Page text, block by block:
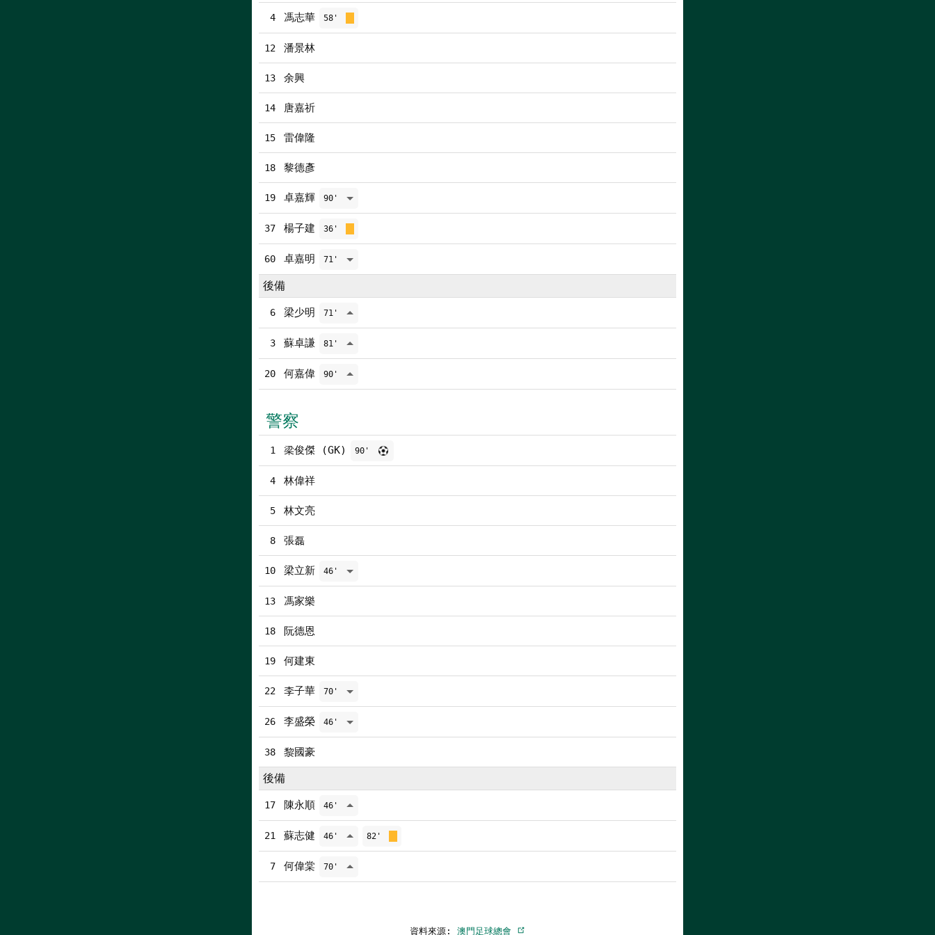
4 馮志華 58'
12 潘景林
13 余興
14 唐嘉祈
15 雷偉隆
18 黎德彥
19 卓嘉輝 90'
37 楊子建 36'
60 卓嘉明 71'
後備
6 梁少明 71'
3 蘇卓謙 81'
20 何嘉偉 90'
警察
1 梁俊傑 (GK) 90'
4 林偉祥
5 林文亮
8 張磊
10 梁立新 46'
13 馮家樂
18 阮德恩
19 何建東
22 李子華 70'
26 李盛榮 46'
38 黎國豪
後備
17 陳永順 46'
21 蘇志健 46' 82'
7 何偉棠 70'
資料來源: 澳門足球總會